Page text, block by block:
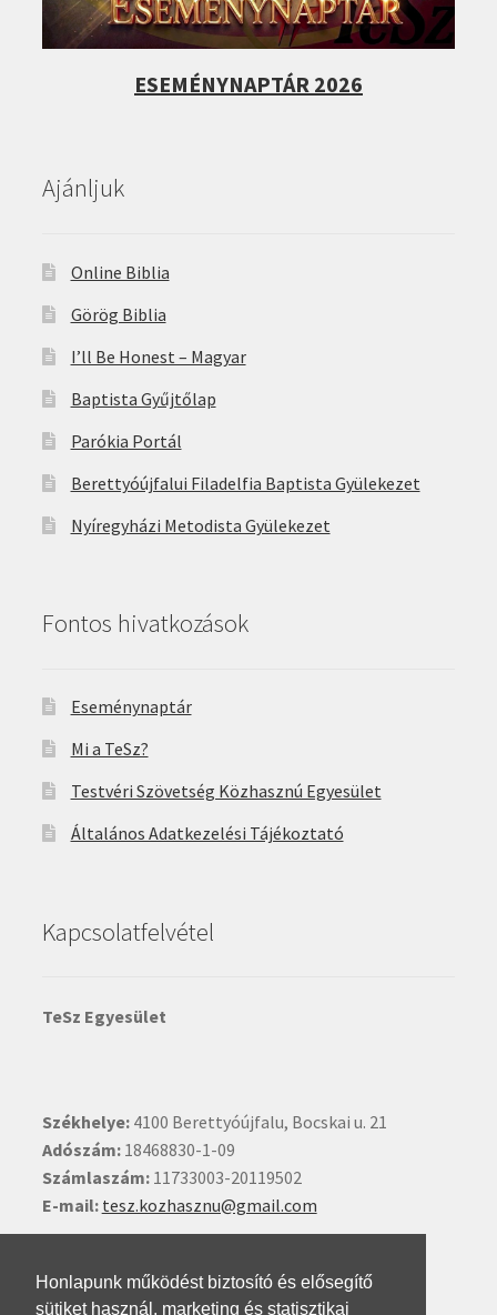
Honlapunk működést biztosító és elősegítő
sütiket használ, marketing és statisztikai
ESEMÉNYNAPTÁR 2026
Ajánljuk
Online Biblia
Görög Biblia
I’ll Be Honest – Magyar
Baptista Gyűjtőlap
Parókia Portál
Berettyóújfalui Filadelfia Baptista Gyülekezet
Nyíregyházi Metodista Gyülekezet
Fontos hivatkozások
Eseménynaptár
Mi a TeSz?
Testvéri Szövetség Közhasznú Egyesület
Általános Adatkezelési Tájékoztató
Kapcsolatfelvétel
TeSz Egyesület
Székhelye:4100 Berettyóújfalu, Bocskai u. 21
Adószám:18468830-1-09
Számlaszám:11733003-20119502
E-mail: tesz.kozhasznu@gmail.com